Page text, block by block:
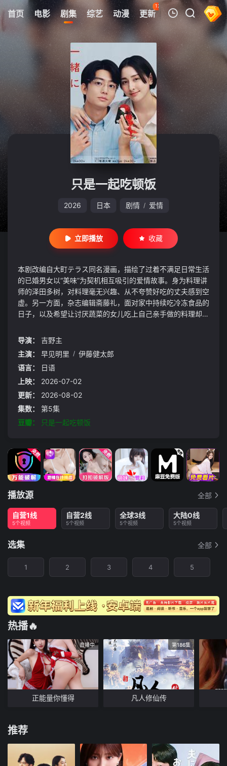
首页 电影 剧集 综艺 动漫 更新
126
热榜 APP
我的观影记录
暂无观看影片的记录
只是一起吃顿饭
2026 日本 剧情 / 爱情
立即播放 收藏
本剧改编自大町テラス同名漫画，描绘了过着不满足日常生活
的已婚男女以“美味”为契机相互吸引的爱情故事。身为料理讲
师的泽田多树，对料理毫无兴趣、从不夸赞好吃的丈夫感到空
虚。另一方面，杂志编辑斋藤礼，面对家中持续吃冷冻食品的
日子，以及希望让讨厌蔬菜的女儿吃上自己亲手做的料理却得
已婚男女，通过工作相遇，一起做饭，一起享用，彼此填补着
导演：
吉野主
主演：
早见明里 / 伊藤健太郎
语言：
日语
上映：
2026-07-02
更新：
2026-08-02
集数：
第5集
豆瓣：
只是一起吃顿饭
播放源 全部
自营1线
5个视频
自营2线
5个视频
全球3线
5个视频
大陆0线
5个视频
选集 全部
1 2 3 4 5
热播🔥
直播中
正能量你懂得
第186集
凡人修仙传
推荐